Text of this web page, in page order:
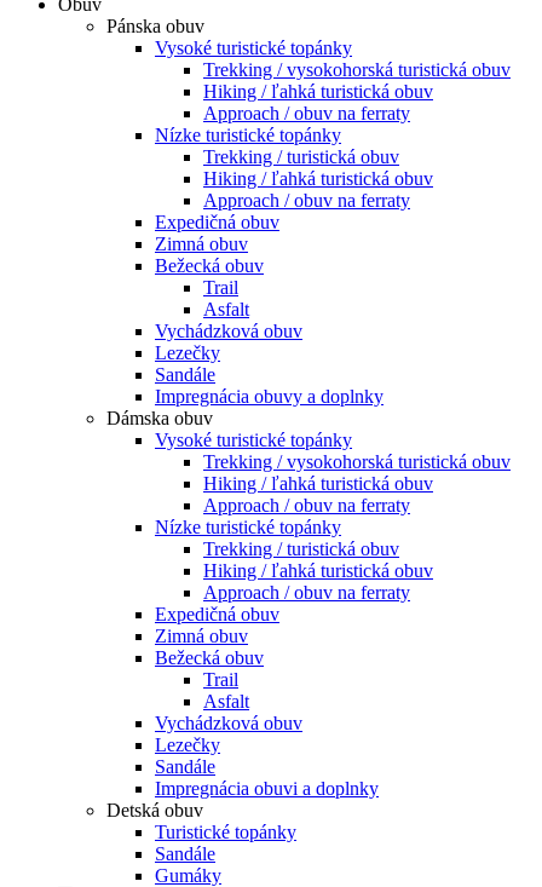
Obuv
Pánska obuv
Vysoké turistické topánky
Trekking / vysokohorská turistická obuv
Hiking / ľahká turistická obuv
Approach / obuv na ferraty
Nízke turistické topánky
Trekking / turistická obuv
Hiking / ľahká turistická obuv
Approach / obuv na ferraty
Expedičná obuv
Zimná obuv
Bežecká obuv
Trail
Asfalt
Vychádzková obuv
Lezečky
Sandále
Impregnácia obuvy a doplnky
Dámska obuv
Vysoké turistické topánky
Trekking / vysokohorská turistická obuv
Hiking / ľahká turistická obuv
Approach / obuv na ferraty
Nízke turistické topánky
Trekking / turistická obuv
Hiking / ľahká turistická obuv
Approach / obuv na ferraty
Expedičná obuv
Zimná obuv
Bežecká obuv
Trail
Asfalt
Vychádzková obuv
Lezečky
Sandále
Impregnácia obuvi a doplnky
Detská obuv
Turistické topánky
Sandále
Gumáky